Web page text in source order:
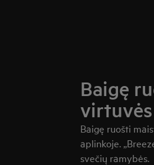
Baigę
virtuvės
Baigę ruošti
aplinkoje.
svečių ramybės.